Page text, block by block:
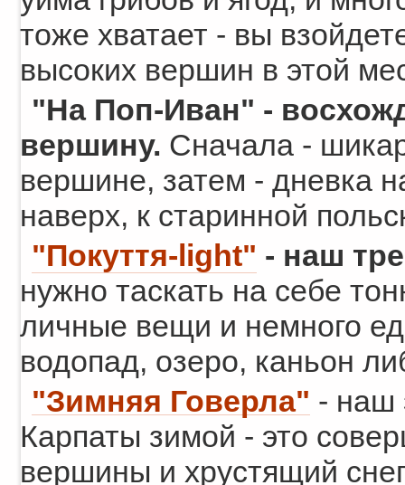
тоже хватает - вы
высоких вершин в этой
"На Поп-Иван" -
вершину. Сначала -
вершине, затем - дневка
наверх, к старинной
"Покуття-light" - наш
нужно таскать на себе
личные вещи и немного
водопад, озеро, каньон
"Зимняя Говерла" - наш
Карпаты зимой - это
вершины и хрустящий